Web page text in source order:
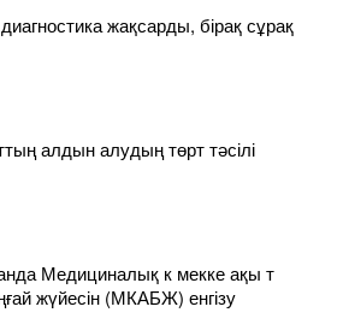
жақсарды, бірақ сұрақ
алдын алудың төрт тәсілі
Медициналық к мекке ақы т
жүйесін (МКАБЖ) енгізу